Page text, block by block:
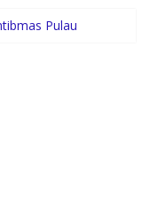
Pulau
Mohon Diundang
Pembangunan
Fasilitas
System di Kuala